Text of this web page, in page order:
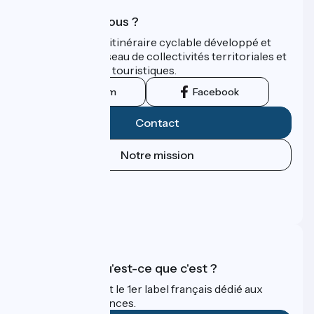
Qui sommes-nous ?
ViaRhôna est un itinéraire cyclable développé et
promu par un réseau de collectivités territoriales et
leurs institutions touristiques.
Instagram Facebook
Contact
Notre mission
Accueil Vélo qu'est-ce que c'est ?
Accueil Vélo c'est le 1er label français dédié aux
cyclistes en vacances.